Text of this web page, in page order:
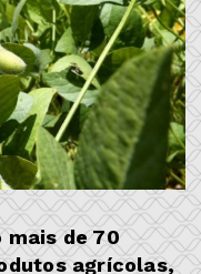
mais de 70
agrícolas,